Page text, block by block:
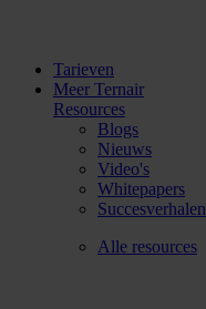
Tarieven
Meer Ternair
Resources
Blogs
Nieuws
Video's
Whitepapers
Succesverhalen
Alle resources